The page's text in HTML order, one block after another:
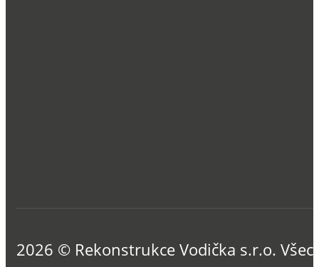
2026 © Rekonstrukce Vodička s.r.o.